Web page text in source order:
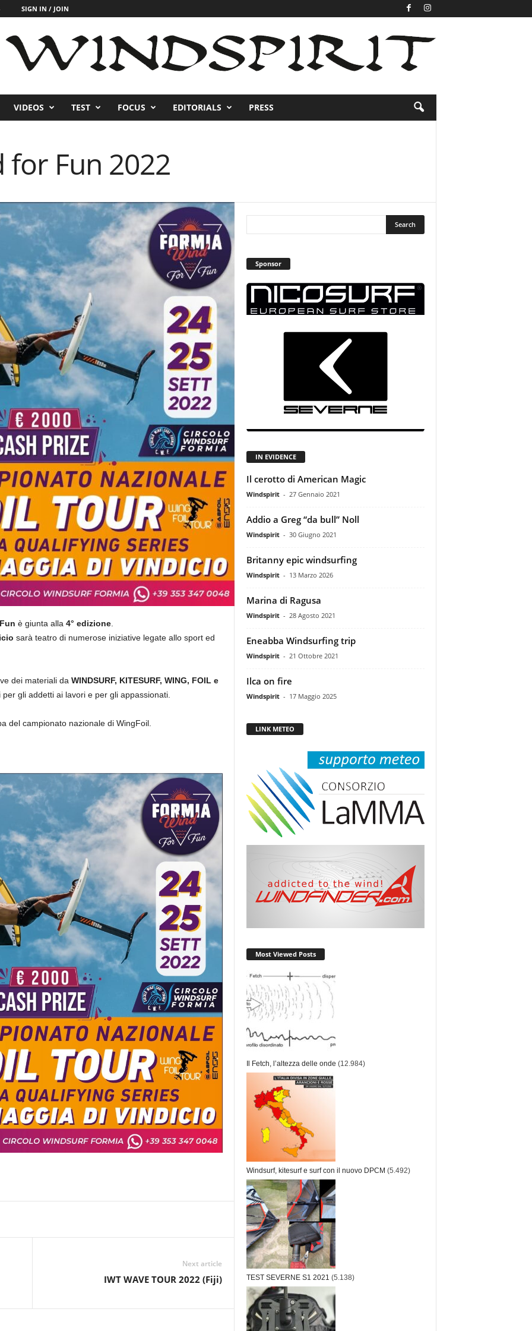
SIGN IN / JOIN
VIDEOS TEST FOCUS EDITORIALS PRESS
for Fun 2022
è giunta alla 4° edizione.
sarà teatro di numerose iniziative legate allo sport ed
dei materiali da WINDSURF, KITESURF, WING, FOIL e
gli addetti ai lavori e per gli appassionati.
del campionato nazionale di WingFoil.
Next article
IWT WAVE TOUR 2022 (Fiji)
Sponsor
IN EVIDENCE
Il cerotto di American Magic
Windspirit - 27 Gennaio 2021
Addio a Greg “da bull” Noll
Windspirit - 30 Giugno 2021
Britanny epic windsurfing
Windspirit - 13 Marzo 2026
Marina di Ragusa
Windspirit - 28 Agosto 2021
Eneabba Windsurfing trip
Windspirit - 21 Ottobre 2021
Ilca on fire
Windspirit - 17 Maggio 2025
LINK METEO
Most Viewed Posts
Il Fetch, l’altezza delle onde (12.984)
Windsurf, kitesurf e surf con il nuovo DPCM (5.492)
TEST SEVERNE S1 2021 (5.138)